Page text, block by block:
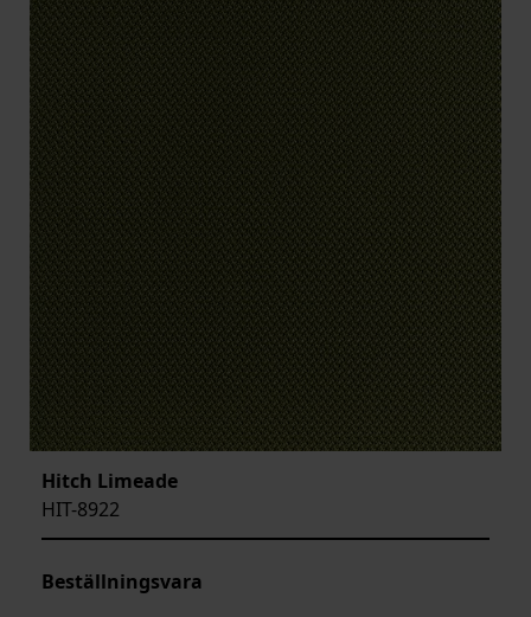
Hitch Limeade
HIT-8922
Beställningsvara